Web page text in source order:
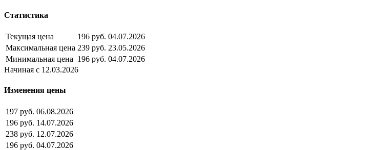
Статистика
Текущая цена 196 руб. 04.07.2026
Максимальная цена 239 руб. 23.05.2026
Минимальная цена 196 руб. 04.07.2026
Начиная с 12.03.2026
Изменения цены
197 руб. 06.08.2026
196 руб. 14.07.2026
238 руб. 12.07.2026
196 руб. 04.07.2026